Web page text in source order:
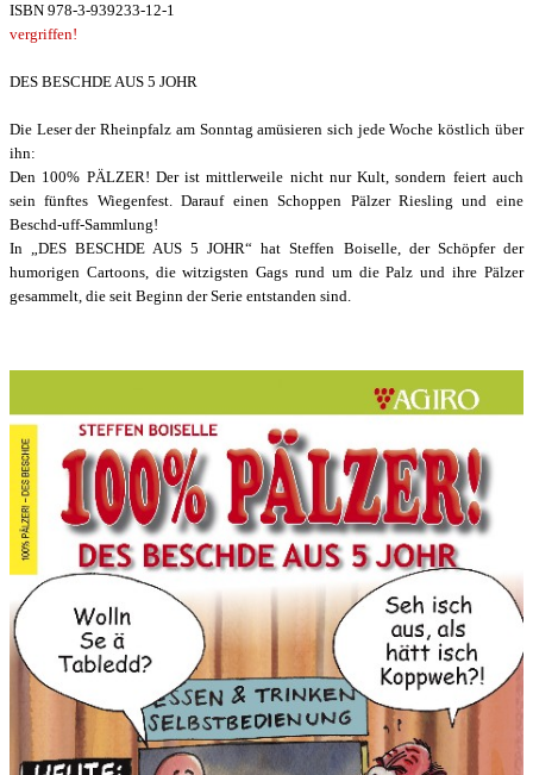
ISBN 978-3-939233-12-1
vergriffen!
DES BESCHDE AUS 5 JOHR
Die Leser der Rheinpfalz am Sonntag amüsieren sich jede Woche köstlich über
ihn:
Den 100% PÄLZER! Der ist mittlerweile nicht nur Kult, sondern feiert auch
sein fünftes Wiegenfest. Darauf einen Schoppen Pälzer Riesling und eine
Beschd-uff-Sammlung!
In „DES BESCHDE AUS 5 JOHR“ hat Steffen Boiselle, der Schöpfer der
humorigen Cartoons, die witzigsten Gags rund um die Palz und ihre Pälzer
gesammelt, die seit Beginn der Serie entstanden sind.